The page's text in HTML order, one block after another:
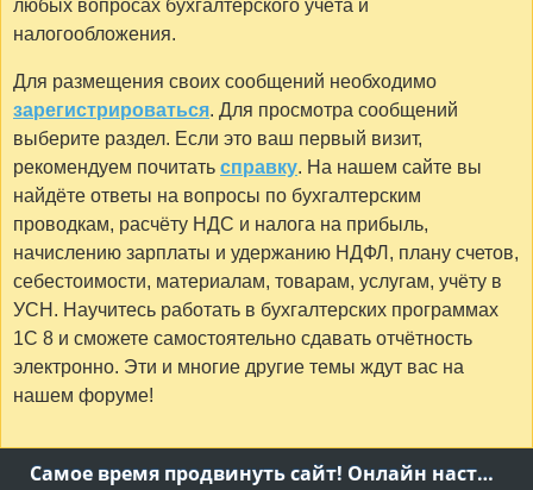
любых вопросах бухгалтерского учёта и
налогообложения.
Для размещения своих сообщений необходимо
зарегистрироваться. Для просмотра сообщений
выберите раздел. Если это ваш первый визит,
рекомендуем почитать справку. На нашем сайте вы
найдёте ответы на вопросы по бухгалтерским
проводкам, расчёту НДС и налога на прибыль,
начислению зарплаты и удержанию НДФЛ, плану счетов,
себестоимости, материалам, товарам, услугам, учёту в
УСН. Научитесь работать в бухгалтерских программах
1С 8 и сможете самостоятельно сдавать отчётность
электронно. Эти и многие другие темы ждут вас на
нашем форуме!
Самое время продвинуть сайт! Онлайн наступает, карантин изменит МИР